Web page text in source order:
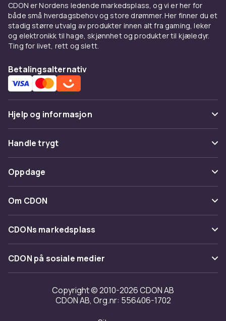
CDON er Nordens ledende markedsplass, og vi er her for
både små hverdagsbehov og store drømmer. Her finner du et
stadig større utvalg av produkter innen alt fra gaming, leker
og elektronikk til hage, skjønnhet og produkter til kjæledyr.
Ting for livet, rett og slett.
Betalingsalternativ
Hjelp og informasjon
Vanlige spørsmål
Spor pakke
Angre & returner her
Kontakt oss
Handle trygt
Betaling
Levering
Tilbakekallinger
Oppdage
Kategorier
Varemerker
Om CDON
Om oss
Kundeanmeldelser
Jobbe på CDON
Investor relations
Tilgjengelighet
CDONs markedsplass
Merchant Help Center
CDON på sosiale medier
Copyright © 2010-2026 CDON AB
CDON AB, Org.nr: 556406-1702